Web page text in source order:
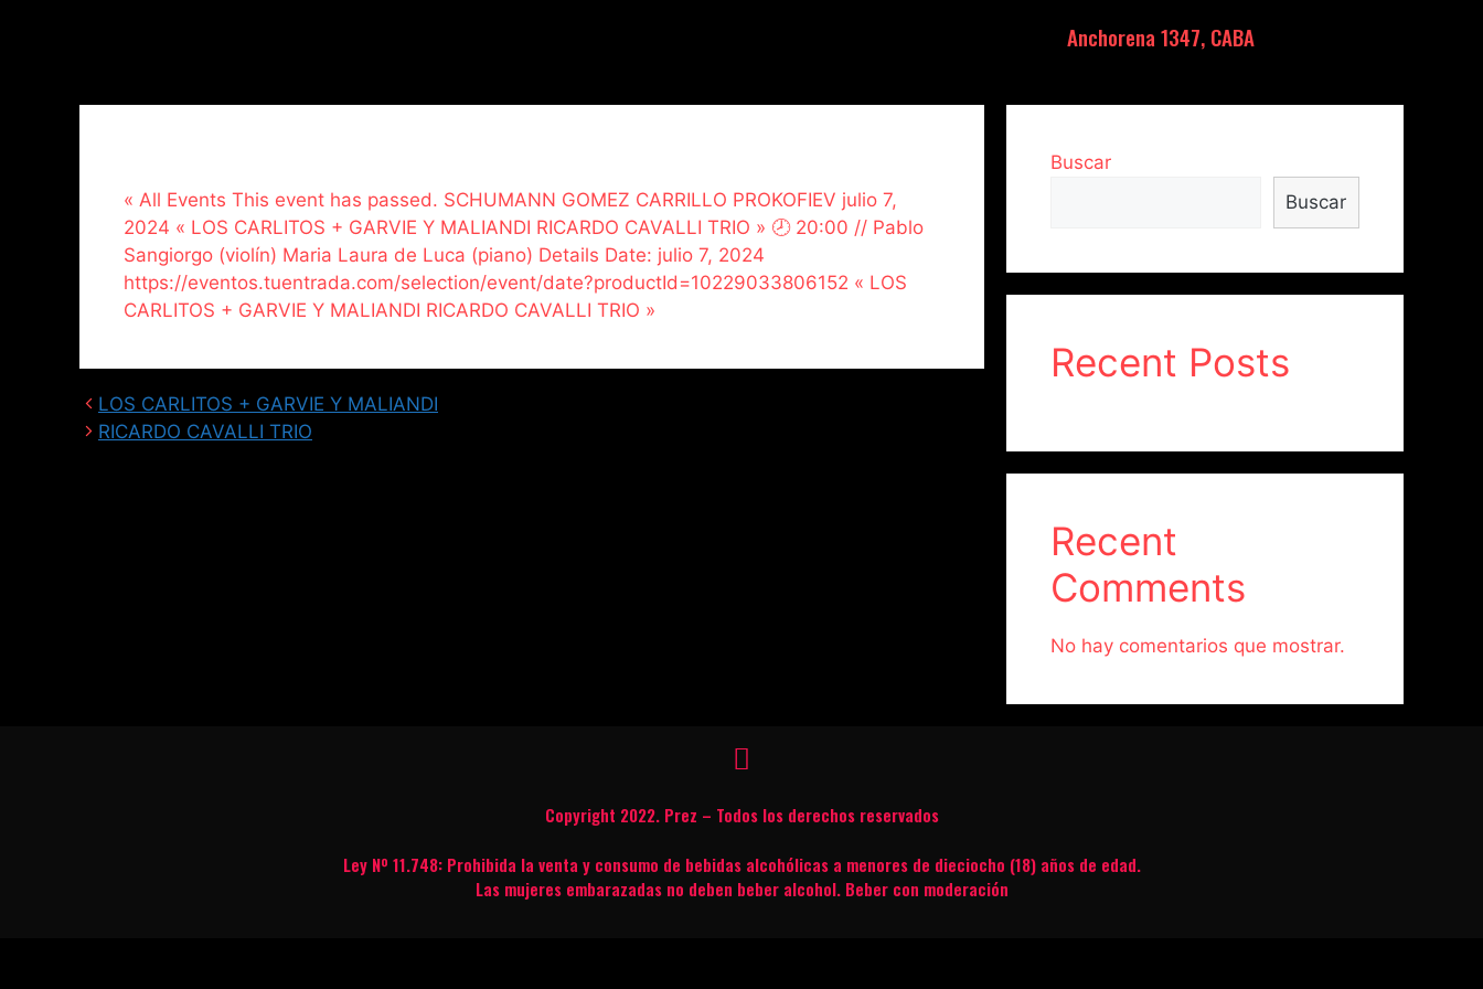
Anchorena 1347, CABA
« All Events This event has passed. SCHUMANN GOMEZ CARRILLO PROKOFIEV julio 7,
2024 « LOS CARLITOS + GARVIE Y MALIANDI RICARDO CAVALLI TRIO » 🕗 20:00 // Pablo
Sangiorgo (violín) Maria Laura de Luca (piano) Details Date: julio 7, 2024
https://eventos.tuentrada.com/selection/event/date?productId=10229033806152 « LOS
CARLITOS + GARVIE Y MALIANDI RICARDO CAVALLI TRIO »
LOS CARLITOS + GARVIE Y MALIANDI
RICARDO CAVALLI TRIO
Buscar
Buscar
Recent Posts
Recent
Comments
No hay comentarios que mostrar.
Copyright 2022. Prez – Todos los derechos reservados
Ley Nº 11.748: Prohibida la venta y consumo de bebidas alcohólicas a menores de dieciocho (18) años de edad.
Las mujeres embarazadas no deben beber alcohol. Beber con moderación